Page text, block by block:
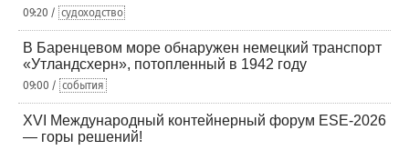
09:20 / судоходство
В Баренцевом море обнаружен немецкий транспорт
«Утландсхерн», потопленный в 1942 году
09:00 / события
XVI Международный контейнерный форум ESE-2026
— горы решений!